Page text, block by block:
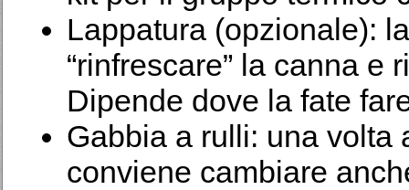
Lappatura (opzionale):
“rinfrescare” la canna e
Dipende dove la fate
Gabbia a rulli: una volta
conviene cambiare